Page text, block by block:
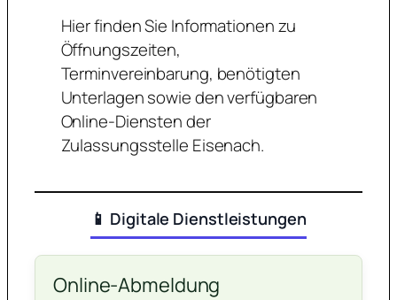
Hier finden Sie Informationen zu
Öffnungszeiten,
Terminvereinbarung, benötigten
Unterlagen sowie den verfügbaren
Online-Diensten der
Zulassungsstelle Eisenach.
📱 Digitale Dienstleistungen
Online-Abmeldung